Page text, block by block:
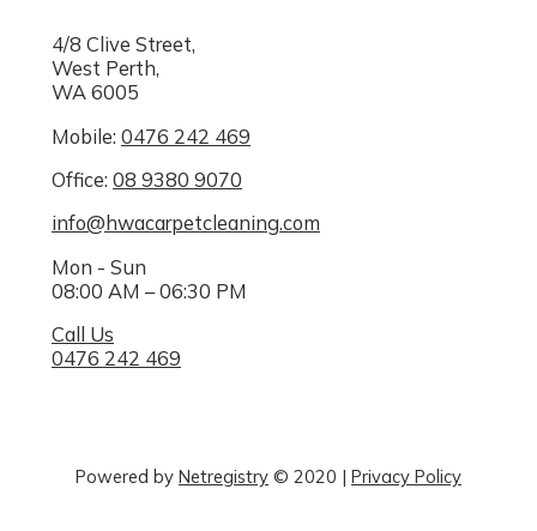
4/8 Clive Street,
West Perth,
WA 6005
Mobile: 0476 242 469
Office: 08 9380 9070
info@hwacarpetcleaning.com
Mon - Sun
08:00 AM – 06:30 PM
Call Us
0476 242 469
Powered by Netregistry © 2020 | Privacy Policy